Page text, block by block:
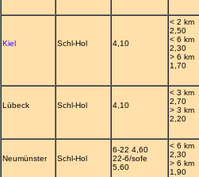
Kiel Schl-Hol 4,10
< 2 km
2,50
< 6 km
2,30
> 6 km
1,70
Lübeck Schl-Hol 4,10
< 3 km
2,70
> 3 km
2,20
Neumünster Schl-Hol
6-22 4,60
22-6/sofe
5,60
< 6 km
2,30
> 6 km
1,90